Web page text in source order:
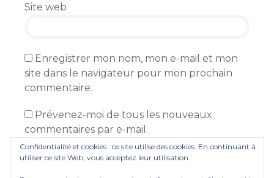
Site web
Enregistrer mon nom, mon e-mail et mon
site dans le navigateur pour mon prochain
commentaire.
Prévenez-moi de tous les nouveaux
commentaires par e-mail.
Prévenez-moi de tous les nouveaux articles
Confidentialité et cookies : ce site utilise des cookies. En continuant à
utiliser ce site Web, vous acceptez leur utilisation.